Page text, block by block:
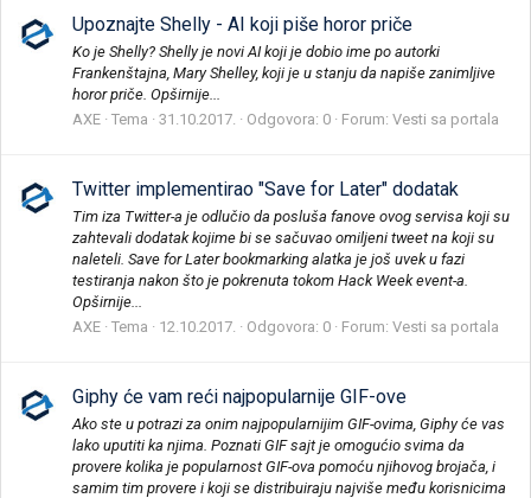
Upoznajte Shelly - AI koji piše horor priče
Ko je Shelly? Shelly je novi AI koji je dobio ime po autorki
Frankenštajna, Mary Shelley, koji je u stanju da napiše zanimljive
horor priče. Opširnije...
AXE Tema 31.10.2017. Odgovora: 0 Forum: Vesti sa portala
Twitter implementirao "Save for Later" dodatak
Tim iza Twitter-a je odlučio da posluša fanove ovog servisa koji su
zahtevali dodatak kojime bi se sačuvao omiljeni tweet na koji su
naleteli. Save for Later bookmarking alatka je još uvek u fazi
testiranja nakon što je pokrenuta tokom Hack Week event-a.
Opširnije...
AXE Tema 12.10.2017. Odgovora: 0 Forum: Vesti sa portala
Giphy će vam reći najpopularnije GIF-ove
Ako ste u potrazi za onim najpopularnijim GIF-ovima, Giphy će vas
lako uputiti ka njima. Poznati GIF sajt je omogućio svima da
provere kolika je popularnost GIF-ova pomoću njihovog brojača, i
samim tim provere i koji se distribuiraju najviše među korisnicima